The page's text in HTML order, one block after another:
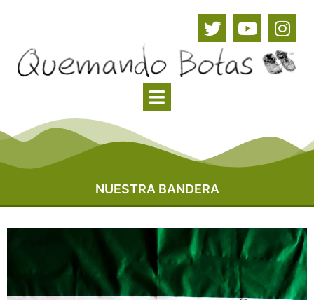
NUESTRA BANDERA